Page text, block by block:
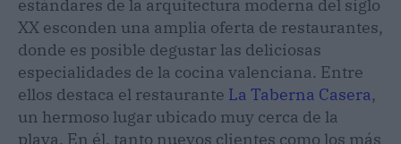
estándares de la arquitectura moderna del siglo
XX esconden una amplia oferta de restaurantes,
donde es posible degustar las deliciosas
especialidades de la cocina valenciana. Entre
ellos destaca el restaurante La Taberna Casera,
un hermoso lugar ubicado muy cerca de la
playa. En él, tanto nuevos clientes como los más